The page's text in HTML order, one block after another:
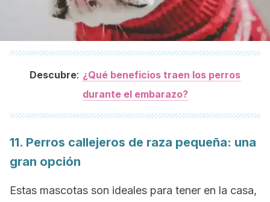
Descubre: ¿Qué beneficios traen los perros
durante el embarazo?
11. Perros callejeros de raza pequeña: una
gran opción
Estas mascotas son ideales para tener en la casa,